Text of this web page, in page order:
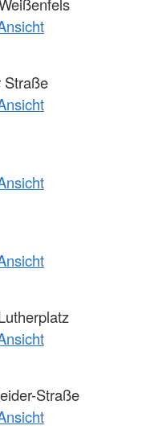
Straße
Straße